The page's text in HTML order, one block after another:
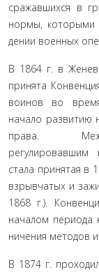
сражавшихся в
нормы, которыми
дении военных
В 1864 г. в
принята
воинов во
начало развитию
права.
стала принятая в
взрывчатых и
1868 г.).
началом
ничения методов
В 1874 г.